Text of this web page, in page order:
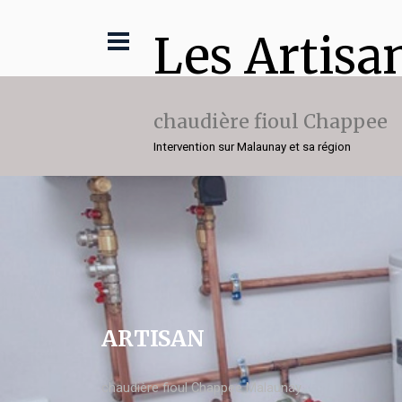
Les
chaudière fioul Chappee
Intervention sur Malaunay et sa région
ARTISAN
chaudière fioul Chappee Malaunay